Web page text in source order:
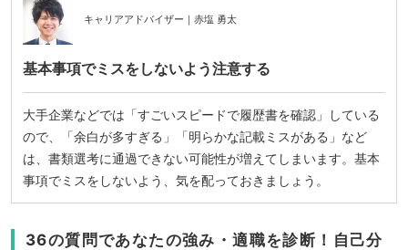
キャリアアドバイザー｜赤塩 勇太
基本事項でミスをしないよう注意する
大手企業などでは「すごいスピードで履歴書を確認」している
ので、「余白が多すぎる」「明らかな記載ミスがある」など
は、書類選考に通過できない可能性が増えてしまいます。基本
事項でミスをしないよう、気を配っておきましょう。
36の質問であなたの強み・適職を診断！自己分